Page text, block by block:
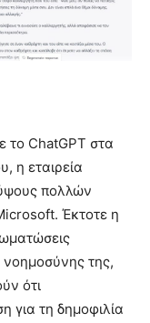
το ChatGPT στα
η εταιρεία
πολλών
Έκτοτε η
νοημοσύνης της,
ότι
για τη δημοφιλία